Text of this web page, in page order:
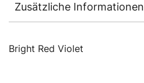
Zusätzliche Informationen
Bright Red Violet